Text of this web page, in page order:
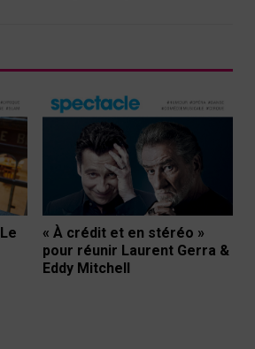
« À crédit et en stéréo »
pour réunir Laurent Gerra &
Eddy Mitchell